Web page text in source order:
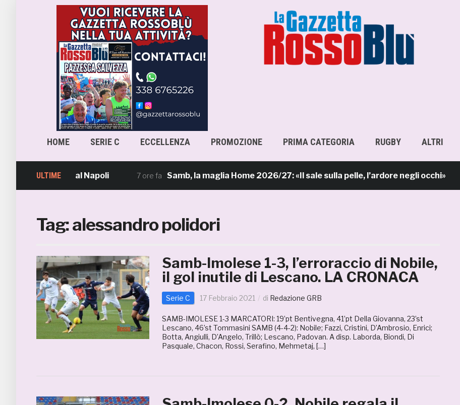
HOME SERIE C ECCELLENZA PROMOZIONE PRIMA CATEGORIA RUGBY ALTRI
ULTIME
in prestito dal Napoli 7 ore fa Samb, la maglia Home 2026/27: «Il sale sulla pelle, l’ardore negli occhi»
Tag:alessandro polidori
Samb-Imolese 1-3, l’erroraccio di Nobile,
il gol inutile di Lescano. LA CRONACA
Serie C 17 Febbraio 2021 di Redazione GRB
SAMB-IMOLESE 1-3 MARCATORI: 19’pt Bentivegna, 41’pt Della Giovanna, 23’st
Lescano, 46’st Tommasini SAMB (4-4-2): Nobile; Fazzi, Cristini, D’Ambrosio, Enrici;
Botta, Angiulli, D’Angelo, Trillò; Lescano, Padovan. A disp. Laborda, Biondi, Di
Pasquale, Chacon, Rossi, Serafino, Mehmetaj, […]